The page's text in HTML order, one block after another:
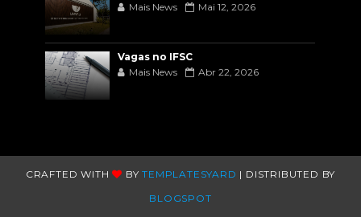
Mais News
Mai 12, 2026
Vagas no IFSC
Mais News
Abr 22, 2026
CRAFTED WITH BYTEMPLATESYARD | DISTRIBUTED BY
BLOGSPOT